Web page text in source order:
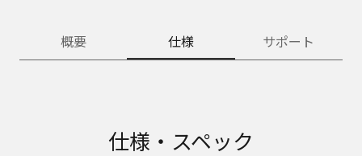
概要 仕様 サポート
仕様・スペック